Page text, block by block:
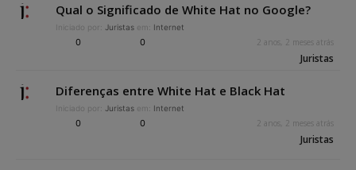
Qual o Significado de White Hat no Google?
Iniciado por: Juristas em: Internet
0 0 2 anos, 2 meses atrás
Juristas
Diferenças entre White Hat e Black Hat
Iniciado por: Juristas em: Internet
0 0 2 anos, 2 meses atrás
Juristas